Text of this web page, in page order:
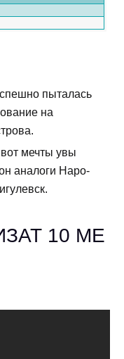
пыталась
на
мечты увы
аналоги Наро-
10 ME